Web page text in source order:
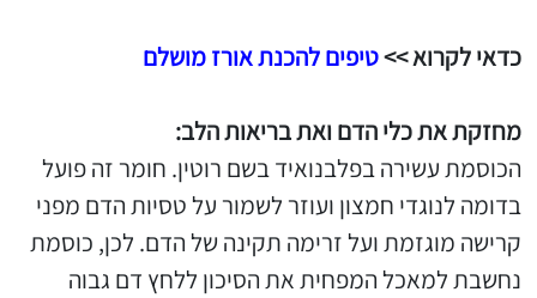
כדאי לקרוא >>טיפים להכנת אורז מושלם
מחזקת את כלי הדם ואת בריאות הלב:
הכוסמת עשירה בפלבנואיד בשם רוטין. חומר זה פועל
בדומה לנוגדי חמצון ועוזר לשמור על טסיות הדם מפני
קרישה מוגזמת ועל זרימה תקינה של הדם. לכן, כוסמת
נחשבת למאכל המפחית את הסיכון ללחץ דם גבוה